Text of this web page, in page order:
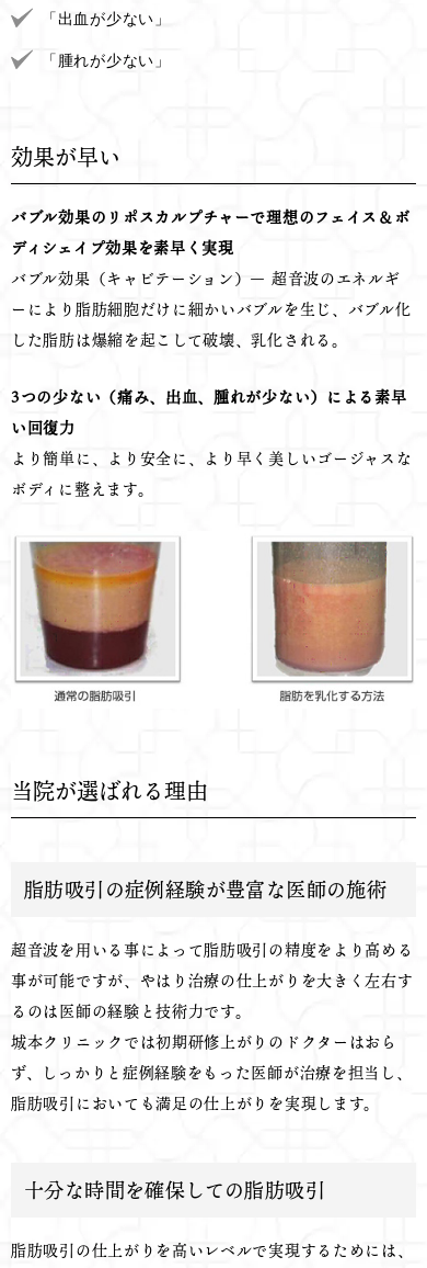
「出血が少ない」
「腫れが少ない」
効果が早い
バブル効果のリポスカルプチャーで理想のフェイス＆ボ
ディシェイプ効果を素早く実現
バブル効果（キャビテーション）― 超音波のエネルギ
ーにより脂肪細胞だけに細かいバブルを生じ、バブル化
した脂肪は爆縮を起こして破壊、乳化される。
3つの少ない（痛み、出血、腫れが少ない）による素早
い回復力
より簡単に、より安全に、より早く美しいゴージャスな
ボディに整えます。
当院が選ばれる理由
脂肪吸引の症例経験が豊富な医師の施術
超音波を用いる事によって脂肪吸引の精度をより高める
事が可能ですが、やはり治療の仕上がりを大きく左右す
るのは医師の経験と技術力です。
城本クリニックでは初期研修上がりのドクターはおら
ず、しっかりと症例経験をもった医師が治療を担当し、
脂肪吸引においても満足の仕上がりを実現します。
十分な時間を確保しての脂肪吸引
脂肪吸引の仕上がりを高いレベルで実現するためには、